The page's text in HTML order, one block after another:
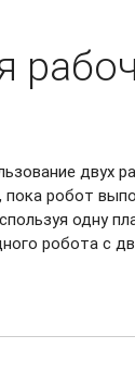
двух
робот
одну
робота с